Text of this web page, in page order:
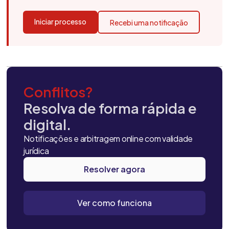
Iniciar processo Recebi uma notificação
Conflitos?
Resolva de forma rápida e
digital.
Notificações e arbitragem online com validade
jurídica
Resolver agora
Ver como funciona